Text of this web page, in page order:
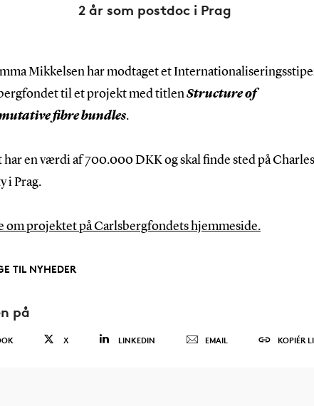
2 år som postdoc i Prag
Mikkelsen har modtaget et
til et projekt med titlen Structure of
fibre bundles.
en værdi af 700.000 DKK og skal finde sted på Charles
i Prag.
om projektet på Carlsbergfondets hjemmeside.
TIL NYHEDER
på
X LINKEDIN EMAIL KOPIÉR